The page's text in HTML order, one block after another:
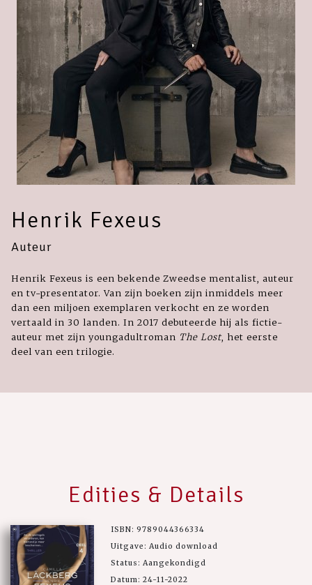
Henrik Fexeus
Auteur
Henrik Fexeus is een bekende Zweedse mentalist, auteur
en tv-presentator. Van zijn boeken zijn inmiddels meer
dan een miljoen exemplaren verkocht en ze worden
vertaald in 30 landen. In 2017 debuteerde hij als fictie-
auteur met zijn youngadultroman The Lost, het eerste
deel van een trilogie.
Edities & Details
ISBN: 9789044366334
Uitgave: Audio download
Status: Aangekondigd
Datum: 24-11-2022